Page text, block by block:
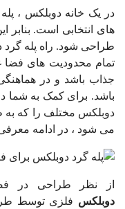
در یک خانه دوبلکس ،
های انتخابی است. بنابر
طراحی شود. راه پله گرد
تمام محدودیت های فضا
جذاب باشد و در
باشد. برای کمک به شما
دوبلکس مختلف را که به
می شود ، در ادامه
از نظر طراحی در
دوبلکس فلزی توسط